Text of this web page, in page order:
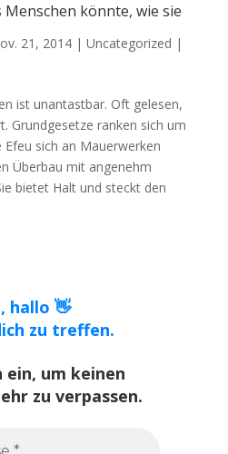
Menschen könnte, wie sie
21, 2014| Uncategorized |
ist unantastbar. Oft gelesen,
Grundgesetze ranken sich um
sich an Mauerwerken
Überbau mit angenehm
bietet Halt und steckt den
hallo 👋
zu treffen.
ein, um keinen
zu verpassen.